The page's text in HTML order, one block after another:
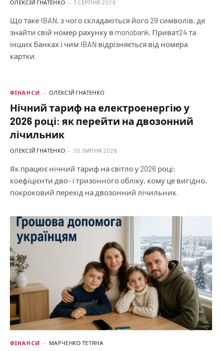
ОЛЕКСІЙ ГНАТЕНКО 3 СЕРПНЯ 2026
Що таке IBAN, з чого складаються його 29 символів, де
знайти свій номер рахунку в monobank, Приват24 та
інших банках і чим IBAN відрізняється від номера
картки.
ФІНАНСИ ОЛЕКСІЙ ГНАТЕНКО
Нічний тариф на електроенергію у
2026 році: як перейти на двозонний
лічильник
ОЛЕКСІЙ ГНАТЕНКО 30 ЛИПНЯ 2026
Як працює нічний тариф на світло у 2026 році:
коефіцієнти дво- і тризонного обліку, кому це вигідно,
покроковий перехід на двозонний лічильник.
ФІНАНСИ МАРЧЕНКО ТЕТЯНА